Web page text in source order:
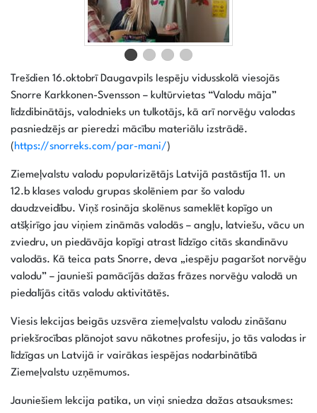
Trešdien 16.oktobrī Daugavpils Iespēju vidusskolā viesojās
Snorre Karkkonen-Svensson – kultūrvietas “Valodu māja”
līdzdibinātājs, valodnieks un tulkotājs, kā arī norvēģu valodas
pasniedzējs ar pieredzi mācību materiālu izstrādē.
(https://snorreks.com/par-mani/ )
Ziemeļvalstu valodu popularizētājs Latvijā pastāstīja 11. un
12.b klases valodu grupas skolēniem par šo valodu
daudzveidību. Viņš rosināja skolēnus sameklēt kopīgo un
atšķirīgo jau viņiem zināmās valodās – angļu, latviešu, vācu un
zviedru, un piedāvāja kopīgi atrast līdzīgo citās skandināvu
valodās. Kā teica pats Snorre, deva „iespēju pagaršot norvēģu
valodu” – jaunieši pamācījās dažas frāzes norvēģu valodā un
piedalījās citās valodu aktivitātēs.
Viesis lekcijas beigās uzsvēra ziemeļvalstu valodu zināšanu
priekšrocības plānojot savu nākotnes profesiju, jo tās valodas ir
līdzīgas un Latvijā ir vairākas iespējas nodarbinātībā
Ziemeļvalstu uzņēmumos.
Jauniešiem lekcija patika, un viņi sniedza dažas atsauksmes: